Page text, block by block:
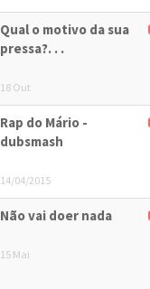
Qual o motivo da sua
pressa?. . .
18 Out
Rap do Mário -
dubsmash
14/04/2015
Não vai doer nada
15 Mai